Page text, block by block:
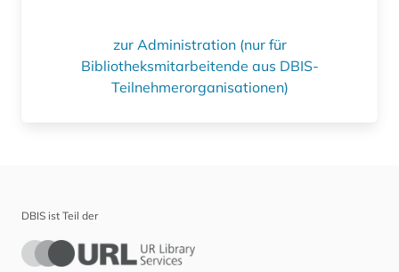
zur Administration (nur für
Bibliotheksmitarbeitende aus DBIS-
Teilnehmerorganisationen)
DBIS ist Teil der